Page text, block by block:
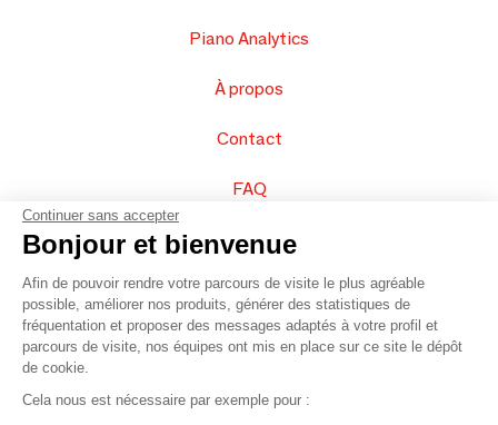
Piano Analytics
À propos
Contact
FAQ
Vendez vos produits
Plan du site
© 2016 –Organisation SAFI
Continuer sans accepter
Bonjour et bienvenue
Afin de pouvoir rendre votre parcours de visite le plus agréable
possible, améliorer nos produits, générer des statistiques de
fréquentation et proposer des messages adaptés à votre profil et
parcours de visite, nos équipes ont mis en place sur ce site le dépôt
de cookie.
Cela nous est nécessaire par exemple pour :